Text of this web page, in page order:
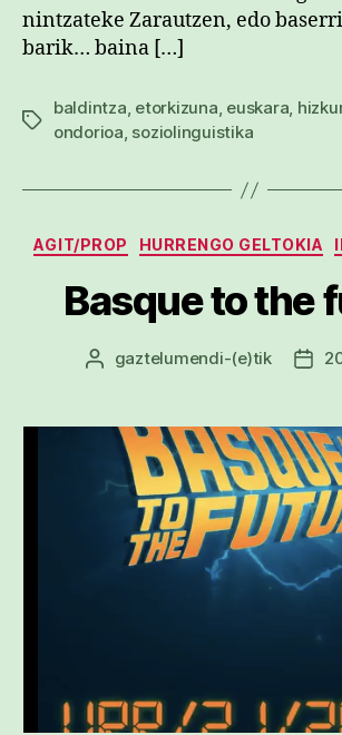
nintzateke Zarautzen, edo
barik… baina […]
Etiketak
baldintza, etorkizuna, euskara,
ondorioa, soziolinguistika
AGIT/PROP HURRENGO GELTOKIA
Basque to the
Argitalpenaren
gaztelumendi-(e)tik